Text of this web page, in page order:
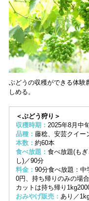
ぶどうの収穫ができる体験
しめる。
＜ぶどう狩り＞
収穫時期： 2025年8月中
品種： 藤稔、安芸クイー
本数： 約60本
食べ放題： 食べ放題(も
し)／90分
料金： 90分食べ放題：中
0円、持ち帰りのみの場
カットは持ち帰り
おみやげ販売： あり／